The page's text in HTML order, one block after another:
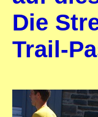
Die
Trail-